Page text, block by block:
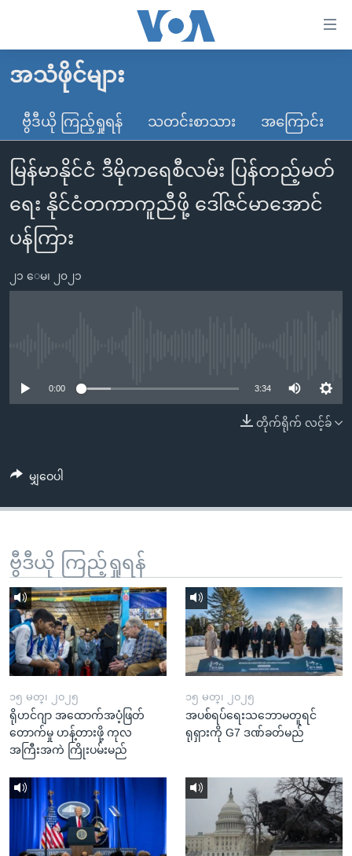
လွယ်ကူ
သည့်
Link
များ
ပင်မ
အကြောင်းအရာ
ကျော်
ကြည့်
ရှာဖွေ
နေရာ
သို့
ကျော်
ရန်
မူလစာမျက်နှာ
မြန်မာ
ကမ္ဘာ့သတင်းများ
နိုင်ငံတကာ
အမေရိကန်
တရုတ်
အစ္စရေး-ပါလက်စတိုင်း
ဗွီဒီယို
သတင်းလွတ်လပ်ခွင့်
ရပ်ဝန်းတခု လမ်းတခု အလွန်
အင်္ဂလိပ်စာလေ့လာမယ်
အမေရိကန်သုံးအီဒီယံ
အပတ်စဉ်ကဏ္ဍများ
အသံဖိုင်များ
ဗွီဒီယို ကြည့်ရှုရန် သတင်းစာသား အကြောင်း
မြန်မာနိုင်ငံ ဒီမိုကရေစီလမ်း ပြန်တည့်မတ်
ရေး နိုင်ငံတကာကူညီဖို့ ဒေါ်ဇင်မာအောင်
ပန်ကြား
၂၁ ေမ၊ ၂၀၂၁
0:00 3:34
တိုက်ရိုက် လင့်ခ်
မျှဝေပါ
ဗွီဒီယို ကြည့်ရှုရန်
၁၅ မတ္၊ ၂၀၂၅
ရိုဟင်ဂျာ အထောက်အပံ့ဖြတ်
တောက်မှု ဟန့်တားဖို့ ကုလ
အကြီးအကဲ ကြိုးပမ်းမည်
၁၅ မတ္၊ ၂၀၂၅
အပစ်ရပ်ရေးသဘောမတူရင်
ရုရှားကို G7 ဒဏ်ခတ်မည်